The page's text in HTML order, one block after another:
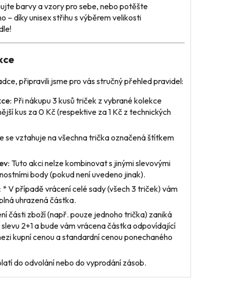
barvy a vzory pro sebe, nebo potěšte
– díky unisex střihu s výběrem velikosti
připravili jsme pro vás stručný přehled pravidel:
Při nákupu 3 kusů triček z vybrané kolekce
kus za 0 Kč (respektive za 1 Kč z technických
se vztahuje na všechna trička označená štítkem
Tuto akci nelze kombinovat s jinými slevovými
body (pokud není uvedeno jinak).
* V případě vrácenícelé sady(všech 3 triček) vám
uhrazená částka.
části zboží(např. pouze jednoho trička) zaniká
2+1 a bude vám vrácena částka odpovídající
kupní cenou a standardní cenou ponechaného
do odvolání nebo do vyprodání zásob.